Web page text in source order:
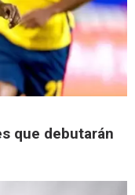
que debutarán